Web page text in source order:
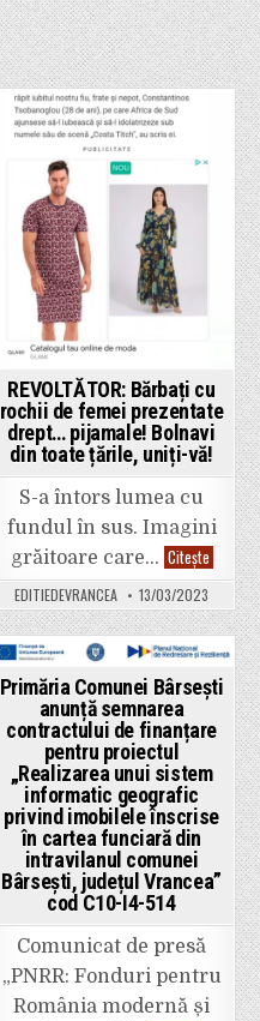
85
la
Pufești.
Un
autoturism
și
două
tiruri,
impact
UPDATE:
Încă
un
grav
accident,
la
Golești,
tot
pe
DN
2
Posted
REVOLTĂTOR: Bărbați cu
rochii de femei prezentate
drept… pijamale! Bolnavi
din toate țările, uniți-vă!
S-a întors lumea cu
fundul în sus. Imagini
grăitoare care… Citește
Bărbați
cu
rochii
de
femei
drept…
Bolnavi
toate
țările,
uniți-
vă!
EDITIEDEVRANCEA 13/03/2023
Posted
Primăria Comunei Bârsești
anunță semnarea
contractului de finanțare
pentru proiectul
„Realizarea unui sistem
informatic geografic
privind imobilele înscrise
în cartea funciară din
intravilanul comunei
Bârsești, județul Vrancea”
cod C10-I4-514
Comunicat de presă
„PNRR: Fonduri pentru
România modernă și